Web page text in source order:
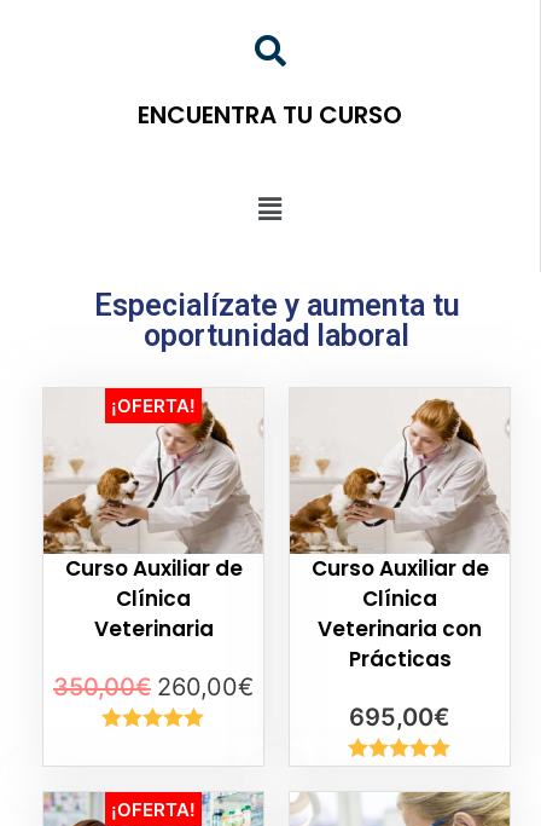
ENCUENTRA TU CURSO
Especialízate y aumenta tu
oportunidad laboral
¡OFERTA!
Curso Auxiliar de
Clínica
Veterinaria
350,00€ 260,00€
con5.00de
Curso Auxiliar de
Clínica
Veterinaria con
Prácticas
695,00€
con5.00de
5
¡OFERTA!